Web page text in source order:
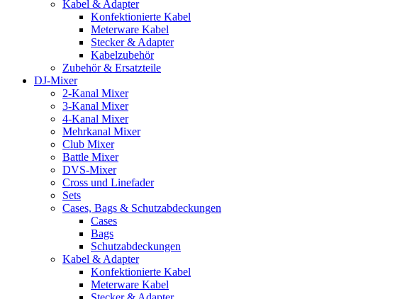
Kabel & Adapter
Konfektionierte Kabel
Meterware Kabel
Stecker & Adapter
Kabelzubehör
Zubehör & Ersatzteile
DJ-Mixer
2-Kanal Mixer
3-Kanal Mixer
4-Kanal Mixer
Mehrkanal Mixer
Club Mixer
Battle Mixer
DVS-Mixer
Cross und Linefader
Sets
Cases, Bags & Schutzabdeckungen
Cases
Bags
Schutzabdeckungen
Kabel & Adapter
Konfektionierte Kabel
Meterware Kabel